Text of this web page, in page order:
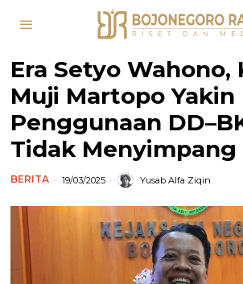
Era Setyo Wahono,
Muji Martopo Yakin
Penggunaan
Tidak Menyimpang
BERITA 19/03/2025 Yusab Alfa Ziqin